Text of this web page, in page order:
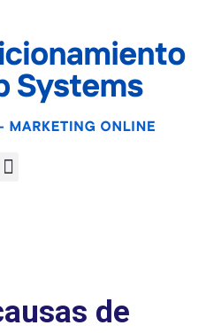
de
tu web gratis